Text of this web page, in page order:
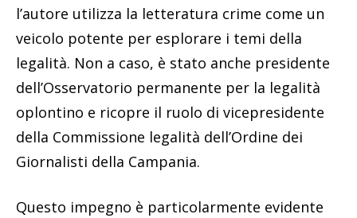
l’autore utilizza la letteratura crime come un
veicolo potente per esplorare i temi della
legalità. Non a caso, è stato anche presidente
dell’Osservatorio permanente per la legalità
oplontino e ricopre il ruolo di vicepresidente
della Commissione legalità dell’Ordine dei
Giornalisti della Campania.
Questo impegno è particolarmente evidente